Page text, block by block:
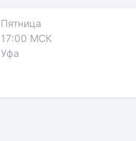
Пятница
17:00 МСК
Уфа